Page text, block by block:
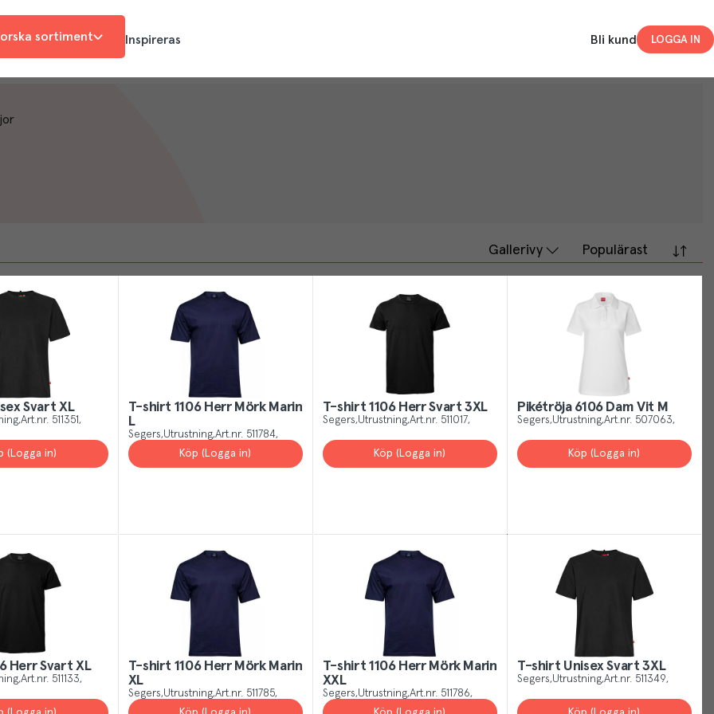
sortiment Inspireras Bli kund LOGGA IN
Gallerivy Populärast
Svart XL
Art.nr. 511351
(Logga in)
T-shirt 1106 Herr Mörk Marin
L
Segers Utrustning Art.nr. 511784
Köp (Logga in)
T-shirt 1106 Herr Svart 3XL
Segers Utrustning Art.nr. 511017
Köp (Logga in)
Pikétröja 6106 Dam Vit M
Segers Utrustning Art.nr. 507063
Köp (Logga in)
Herr Svart XL
Art.nr. 511133
T-shirt 1106 Herr Mörk Marin
XL
Segers Utrustning Art.nr. 511785
T-shirt 1106 Herr Mörk Marin
XXL
Segers Utrustning Art.nr. 511786
T-shirt Unisex Svart 3XL
Segers Utrustning Art.nr. 511349
Your
like
Our
give